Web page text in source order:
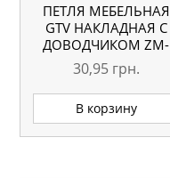
ПЕТЛЯ МЕБЕЛЬНАЯ
GTV НАКЛАДНАЯ С
ДОВОДЧИКОМ ZM-
INHCO90BEO
30,95 грн.
В корзину